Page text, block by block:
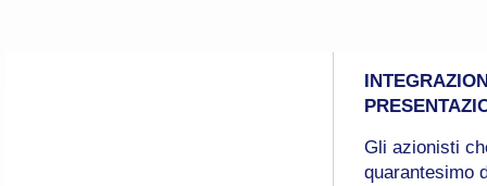
Gli azionisti
quarantesimo